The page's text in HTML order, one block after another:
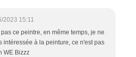
2023 15:11
ce peintre, en même temps, je ne
intéressée à la peinture, ce n'est pas
WE Bizzz